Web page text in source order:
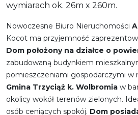
wymiarach ok. 26m x 260m.
Nowoczesne Biuro Nieruchomości
Kocot ma przyjemność
Dom położony na działce o
zabudowaną budynkiem
pomieszczeniami gospodarczymi w
Gmina Trzyciąż k. Wolbromia w
okolicy wokół terenów zielonych.
osób ceniących spokój. Dom